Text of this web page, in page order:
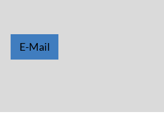
E-Mail